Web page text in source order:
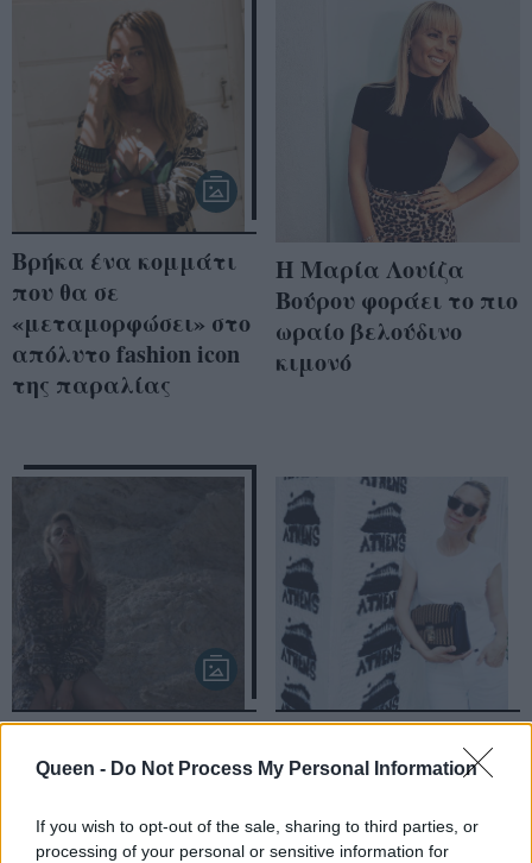
Queen - Do Not Process My Personal Information
If you wish to opt-out of the sale, sharing to third parties, or
processing of your personal or sensitive information for
Βρήκα ένα κομμάτι
που θα σε
«μεταμορφώσει» στο
απόλυτο fashion icon
της παραλίας
H Μαρία Λουίζα
Βούρου φοράει το πιο
ωραίο βελούδινο
κιμονό
Εσύ πόσο bohemian
καλοκαίρι;
H Bίκυ Καγιά φόρεσε
το πιο κομψό casual